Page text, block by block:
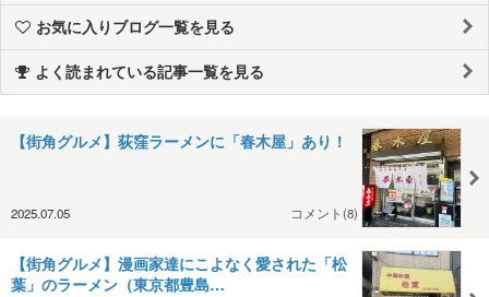
お気に入りブログ一覧を見る
よく読まれている記事一覧を見る
【街角グルメ】荻窪ラーメンに「春木屋」あり！
2025.07.05 コメント(8)
【街角グルメ】漫画家達にこよなく愛された「松
葉」のラーメン（東京都豊島…